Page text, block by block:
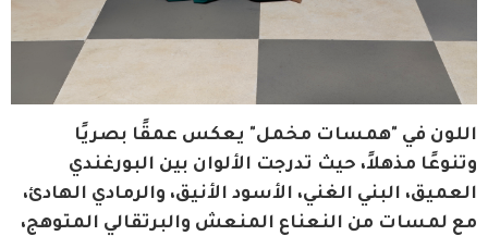
اللون في "همسات مخمل" يعكس عمقًا بصريًا
وتنوعًا مذهلاً، حيث تدرجت الألوان بين البورغندي
العميق، البني الغني، الأسود الأنيق، والرمادي الهادئ،
مع لمسات من النعناع المنعش والبرتقالي المتوهج،